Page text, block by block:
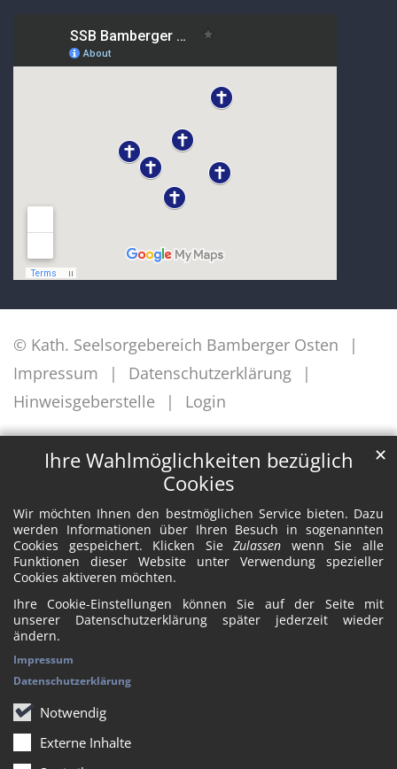
Ihre Wahlmöglichkeiten bezüglich
Cookies
Wir möchten Ihnen den bestmöglichen Service bieten. Dazu
werden Informationen über Ihren Besuch in sogenannten
Cookies gespeichert. Klicken SieZulassen wenn Sie alle
Funktionen dieser Website unter Verwendung spezieller
Cookies aktiveren möchten.
Ihre Cookie-Einstellungen können Sie auf der Seite mit
unserer Datenschutzerklärung später jederzeit wieder
ändern.
Notwendig
Externe Inhalte
✕
Impressum
Datenschutzerklärung
© Kath. Seelsorgebereich Bamberger Osten
Impressum
Datenschutzerklärung
Hinweisgeberstelle
Login